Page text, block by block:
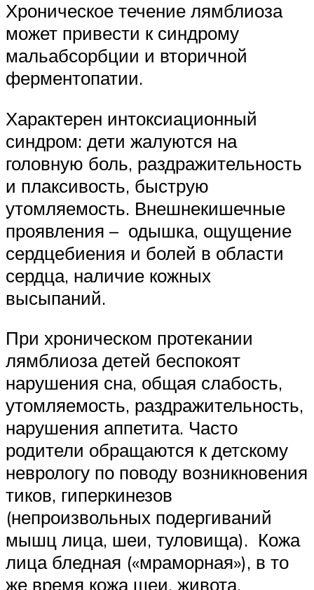
Хроническое течение лямблиоза
может привести к синдрому
мальабсорбции и вторичной
ферментопатии.
Характерен интоксиационный
синдром: дети жалуются на
головную боль, раздражительность
и плаксивость, быструю
утомляемость. Внешнекишечные
проявления – одышка, ощущение
сердцебиения и болей в области
сердца, наличие кожных
высыпаний.
При хроническом протекании
лямблиоза детей беспокоят
нарушения сна, общая слабость,
утомляемость, раздражительность,
нарушения аппетита. Часто
родители обращаются к детскому
неврологу по поводу возникновения
тиков, гиперкинезов
(непроизвольных подергиваний
мышц лица, шеи, туловища). Кожа
лица бледная («мраморная»), в то
же время кожа шеи, живота,